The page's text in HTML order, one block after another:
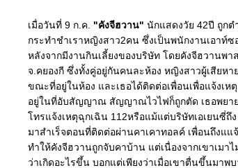
เมื่อวันที่ 9 ก.ค. "คังจีฮวาน" นักแสดงวัย 42ปี ถูก
กระทำชำเราหญิงสาว2คน ซึ่งเป็นพนักงานเอาท์ซ
หลังจากมีงานกินเลี้ยงของบริษัท โดยคังจีฮวานพา
จ.คยองกี ซึ่งทั้งคู่อยู่กันคนละห้อง หญิงสาวผู้เสียห
ขณะที่อยู่ในห้อง และเธอได้ติดต่อเพื่อนเพื่อแจ้งเห
อยู่ในที่อับสัญญาณ สัญญาณไวไฟก็ถูกตัด เธอพยา
ทรแจ้งเหตุฉุกเฉิน 112หรือแม้แต่บริษัทเอเยนซี่ถึ
มาสำเร็จตอนที่ติดต่อผ่านคาเคาทอลค์ เพื่อนถึงแแ
ทำให้คังจีฮวานถูกจับคาบ้าน แต่เนื่องจากเขาเมาไ
ว่าเกิดอะไรขึ้น บอกแต่เพียงว่าเมื่อเขาตื่นขึ้นมาพ